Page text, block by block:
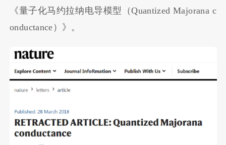
《量子化马约拉纳电导模型（Quantized Majorana c
onductance）》。